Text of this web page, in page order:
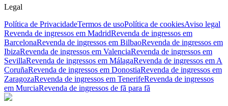
Legal
Política de PrivacidadeTermos de usoPolítica de cookiesAviso legal
Revenda de ingressos em MadridRevenda de ingressos em
BarcelonaRevenda de ingressos em BilbaoRevenda de ingressos em
IbizaRevenda de ingressos em ValenciaRevenda de ingressos em
SevillaRevenda de ingressos em MálagaRevenda de ingressos em A
CoruñaRevenda de ingressos em DonostiaRevenda de ingressos em
ZaragozaRevenda de ingressos em TenerifeRevenda de ingressos
em MurciaRevenda de ingressos de fã para fã